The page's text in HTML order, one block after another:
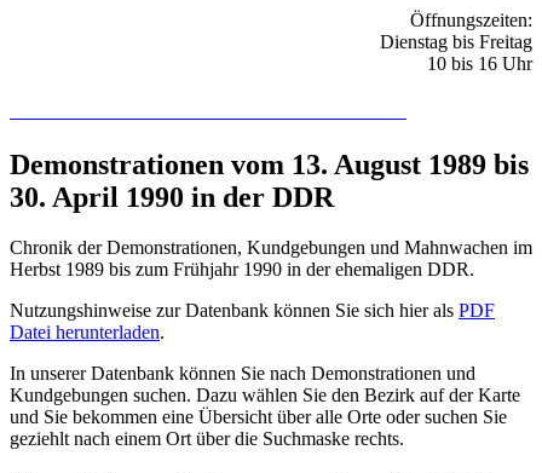
Öffnungszeiten:
Dienstag bis Freitag
10 bis 16 Uhr
Demonstrationen vom 13. August 1989 bis
30. April 1990 in der DDR
Chronik der Demonstrationen, Kundgebungen und Mahnwachen im
Herbst 1989 bis zum Frühjahr 1990 in der ehemaligen DDR.
Nutzungshinweise zur Datenbank können Sie sich hier als PDF
Datei herunterladen.
In unserer Datenbank können Sie nach Demonstrationen und
Kundgebungen suchen. Dazu wählen Sie den Bezirk auf der Karte
und Sie bekommen eine Übersicht über alle Orte oder suchen Sie
geziehlt nach einem Ort über die Suchmaske rechts.